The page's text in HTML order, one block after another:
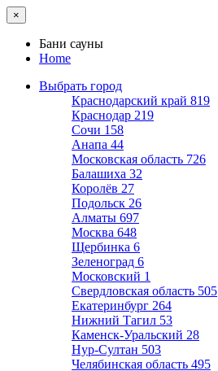
×
Бани сауны
Home
Выбрать город
Краснодарский край 819
Краснодар 219
Сочи 158
Анапа 44
Московская область 726
Балашиха 32
Королёв 27
Подольск 26
Алматы 697
Москва 648
Щербинка 6
Зеленоград 6
Московский 1
Свердловская область 505
Екатеринбург 264
Нижний Тагил 53
Каменск-Уральский 28
Нур-Султан 503
Челябинская область 495